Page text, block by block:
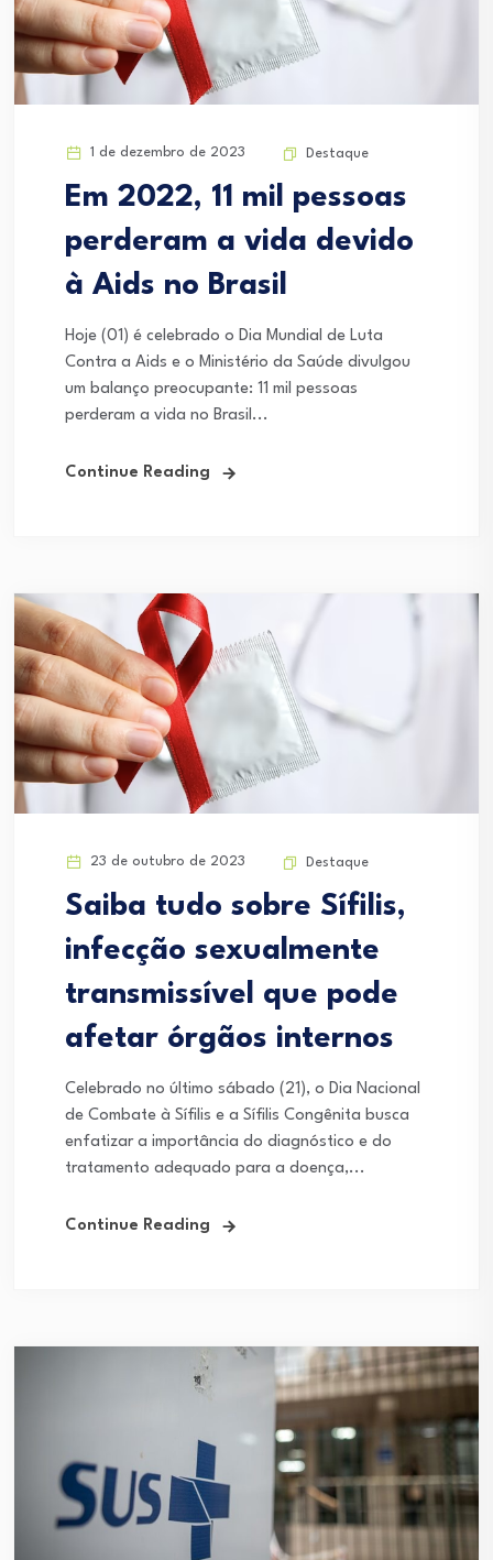
1 de dezembro de 2023 Destaque
Em 2022, 11 mil pessoas
perderam a vida devido
à Aids no Brasil
Hoje (01) é celebrado o Dia Mundial de Luta
Contra a Aids e o Ministério da Saúde divulgou
um balanço preocupante: 11 mil pessoas
perderam a vida no Brasil...
Continue Reading
23 de outubro de 2023 Destaque
Saiba tudo sobre Sífilis,
infecção sexualmente
transmissível que pode
afetar órgãos internos
Celebrado no último sábado (21), o Dia Nacional
de Combate à Sífilis e a Sífilis Congênita busca
enfatizar a importância do diagnóstico e do
tratamento adequado para a doença,...
Continue Reading